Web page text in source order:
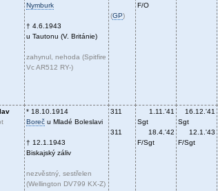
Nymburk
† 4.6.1943
u Tautonu (V. Británie)
zahynul, nehoda (Spitfire
Vc AR512 RY-)
(GP)
F/O
* 18.10.1914
Boreč u Mladé Boleslavi
† 12.1.1943
Biskajský záliv
nezvěstný, sestřelen
(Wellington DV799 KX-Z)
311
311
1.11.'41
Sgt
18.4.'42
F/Sgt
16.12.'41
Sgt
12.1.'43
F/Sgt